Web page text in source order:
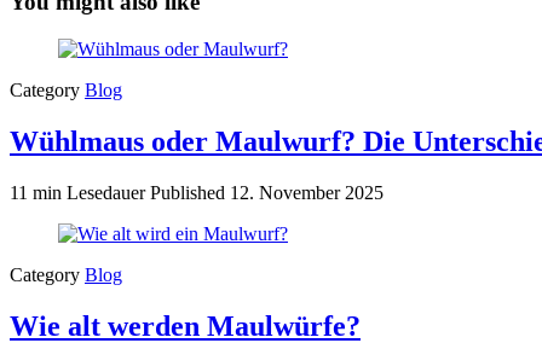
Category Blog
Wühlmaus oder Maulwurf? Die
11 min LesedauerPublished 12. November 2025
Category Blog
Wie alt werden Maulwürfe?